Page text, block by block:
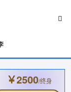
￥2500/终身